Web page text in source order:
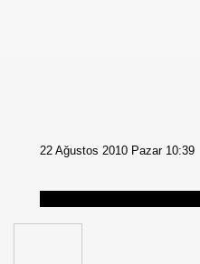
22 Ağustos 2010 Pazar 10:39